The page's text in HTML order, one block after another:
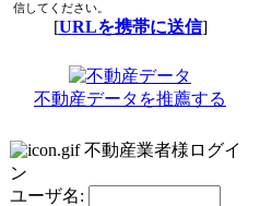
信してください。
[URLを携帯に送信]
不動産データを推薦する
不動産業者様ログイ
ン
ユーザ名: